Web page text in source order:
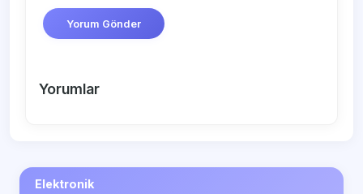
Yorum Gönder
Yorumlar
Elektronik